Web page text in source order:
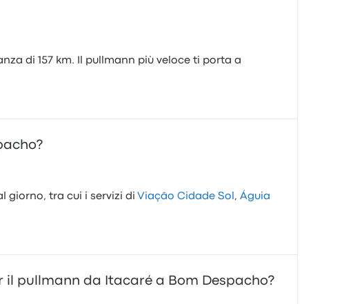
di 157 km. Il pullmann più veloce ti porta a
giorno, tra cui i servizi di Viação Cidade Sol , Águia
pullmann da Itacaré a Bom Despacho?